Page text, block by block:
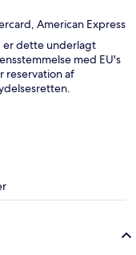
American Express
er dette underlagt
med EU's
reservation af